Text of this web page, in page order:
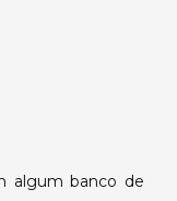
algum banco de